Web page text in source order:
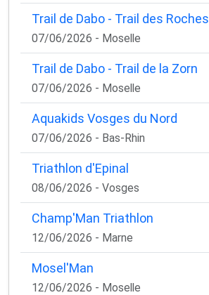
Trail de Dabo - Trail des Roches
07/06/2026 - Moselle
Trail de Dabo - Trail de la Zorn
07/06/2026 - Moselle
Aquakids Vosges du Nord
07/06/2026 - Bas-Rhin
Triathlon d'Epinal
08/06/2026 - Vosges
Champ'Man Triathlon
12/06/2026 - Marne
Mosel'Man
12/06/2026 - Moselle